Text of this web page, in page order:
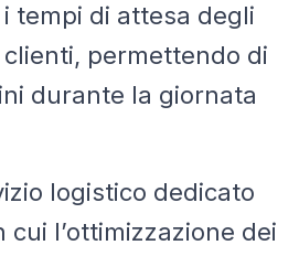
tempi di attesa degli
permettendo di
durante la giornata
logistico dedicato
cui l’ottimizzazione dei